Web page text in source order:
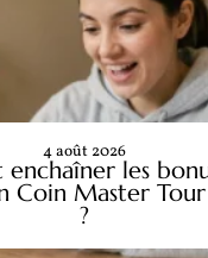
les
Coin Master
?
4 août 2026